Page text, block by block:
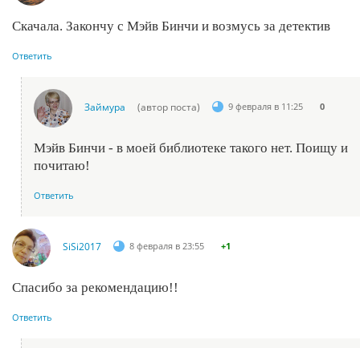
Скачала. Закончу с Мэйв Бинчи и возмусь за детектив
Ответить
Займура (автор поста) 9 февраля в 11:25 0
Мэйв Бинчи - в моей библиотеке такого нет. Поищу и
почитаю!
Ответить
SiSi2017 8 февраля в 23:55 +1
Спасибо за рекомендацию!!
Ответить